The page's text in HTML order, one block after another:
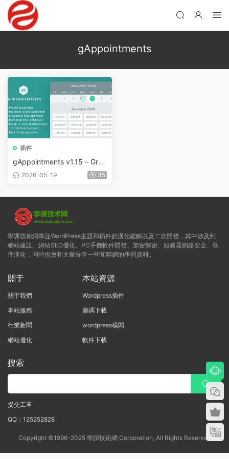
gAppointments
插件
gAppointments v1.15 – Grav
ity Forms預約插件
2026-05-19 35
學課技術網專注WordPress主題和插件的漢化破解以及二次開發，其中涉及到
網站建設、網站SEO優化、PC手機軟件開發、加密解密、服務器網絡安全、軟
件漢化，同時也會和大家分享一些互聯網的學習資料。
關于
關于我們
本站服務
行業新聞
網站優化
本站資源
Wordpress插件
源碼下載
wordpress模闆
軟件下載
搜索
提交工單
QQ：125252828
Copyright ©1996-2025 學課技術網 Corporation, All Rights Reserved